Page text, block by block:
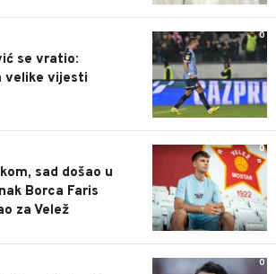
0
se vratio:
velike vijesti
0
sad došao u
Borca Faris
za Velež
0